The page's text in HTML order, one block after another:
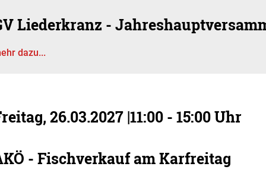
Liederkranz -
dazu...
26.03.2027 |11:00 - 15:00 Uhr
- Fischverkauf am Karfreitag